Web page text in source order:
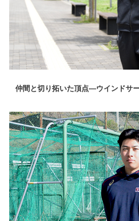
仲間と切り拓いた頂点―ウインドサ